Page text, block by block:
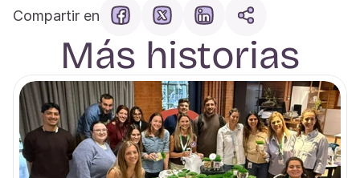
Compartir en
Más historias